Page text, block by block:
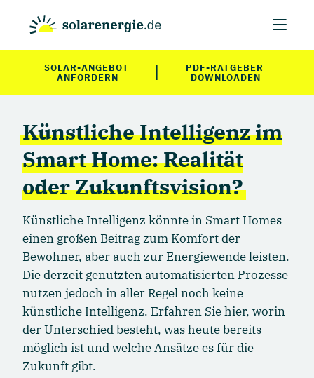
SOLAR-ANGEBOT
ANFORDERN
|
PDF-RATGEBER
DOWNLOADEN
Künstliche Intelligenz im
Smart Home: Realität
oder Zukunftsvision?
Künstliche Intelligenz könnte in Smart Homes
einen großen Beitrag zum Komfort der
Bewohner, aber auch zur Energiewende leisten.
Die derzeit genutzten automatisierten Prozesse
nutzen jedoch in aller Regel noch keine
künstliche Intelligenz. Erfahren Sie hier, worin
der Unterschied besteht, was heute bereits
möglich ist und welche Ansätze es für die
Zukunft gibt.